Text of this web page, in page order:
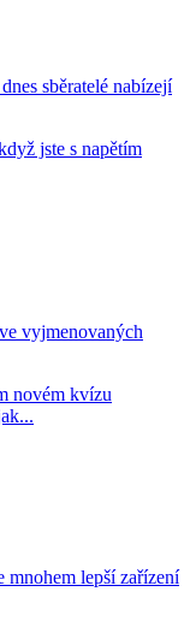
sběratelé nabízejí
jste s napětím
vyjmenovaných
novém kvízu
lepší zařízení